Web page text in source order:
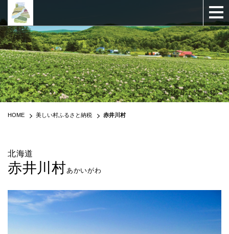
天野勝吾（赤井川村）
HOME 美しい村ふるさと納税 赤井川村
北海道
赤井川村あかいがわ